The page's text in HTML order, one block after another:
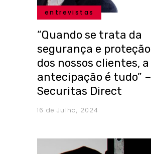
entrevistas
“Quando se trata da
segurança e proteção
dos nossos clientes, a
antecipação é tudo” –
Securitas Direct
16 de Julho, 2024